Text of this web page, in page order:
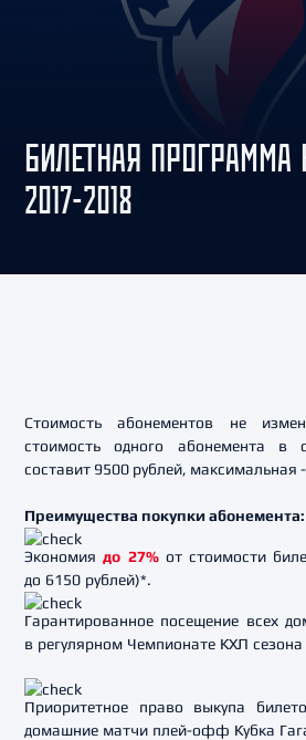
БИЛЕТНАЯ ПРОГРАММА
2017-2018
Стоимость абонементов не
стоимость одного абонемента в
составит 9500 рублей, максимальная
Преимущества покупки абонемента:
Экономиядо 27%от стоимости
до 6150 рублей)*.
Гарантированное посещение всех
в регулярном Чемпионате КХЛ
Приоритетное право выкупа
домашние матчи плей-офф Кубка